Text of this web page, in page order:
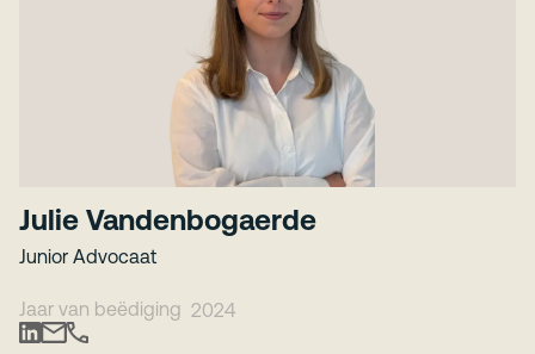
Julie Vandenbogaerde
Junior Advocaat
Jaar van beëdiging 2024